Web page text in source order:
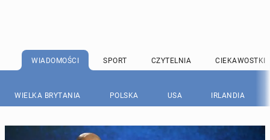
WIADOMOŚCI SPORT CZYTELNIA CIEKAWOSTKI
WIELKA BRYTANIA POLSKA USA IRLANDIA